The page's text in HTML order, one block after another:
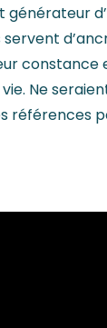
générateur
servent
constance
Ne
références